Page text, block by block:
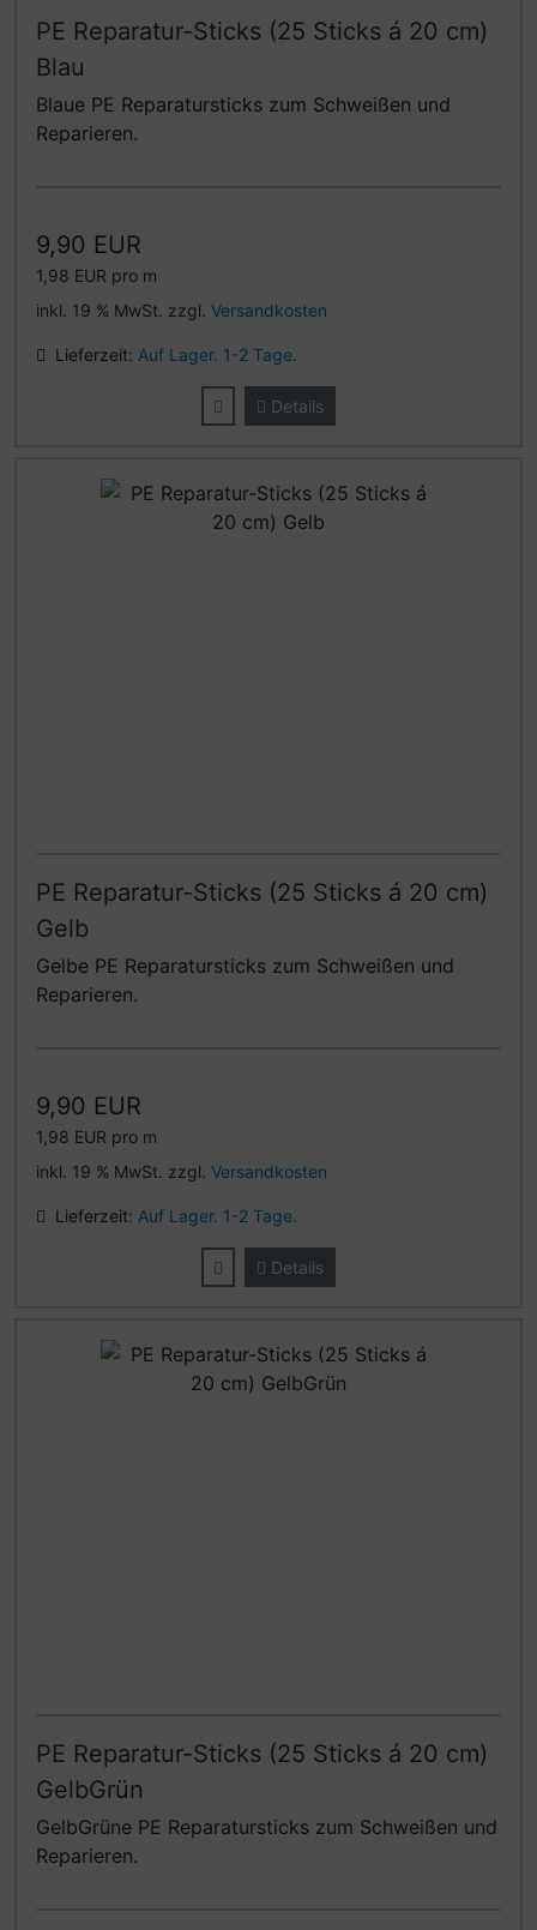
PE Reparatur-Sticks (25 Sticks á 20 cm)
Blau
Blaue PE Reparatursticks zum Schweißen und
Reparieren.
9,90 EUR
1,98 EUR pro m
inkl. 19 % MwSt. zzgl. Versandkosten
Lieferzeit: Auf Lager. 1-2 Tage.
Details
PE Reparatur-Sticks (25 Sticks á 20 cm)
Gelb
Gelbe PE Reparatursticks zum Schweißen und
Reparieren.
9,90 EUR
1,98 EUR pro m
inkl. 19 % MwSt. zzgl. Versandkosten
Lieferzeit: Auf Lager. 1-2 Tage.
Details
PE Reparatur-Sticks (25 Sticks á 20 cm)
GelbGrün
GelbGrüne PE Reparatursticks zum Schweißen und
Reparieren.